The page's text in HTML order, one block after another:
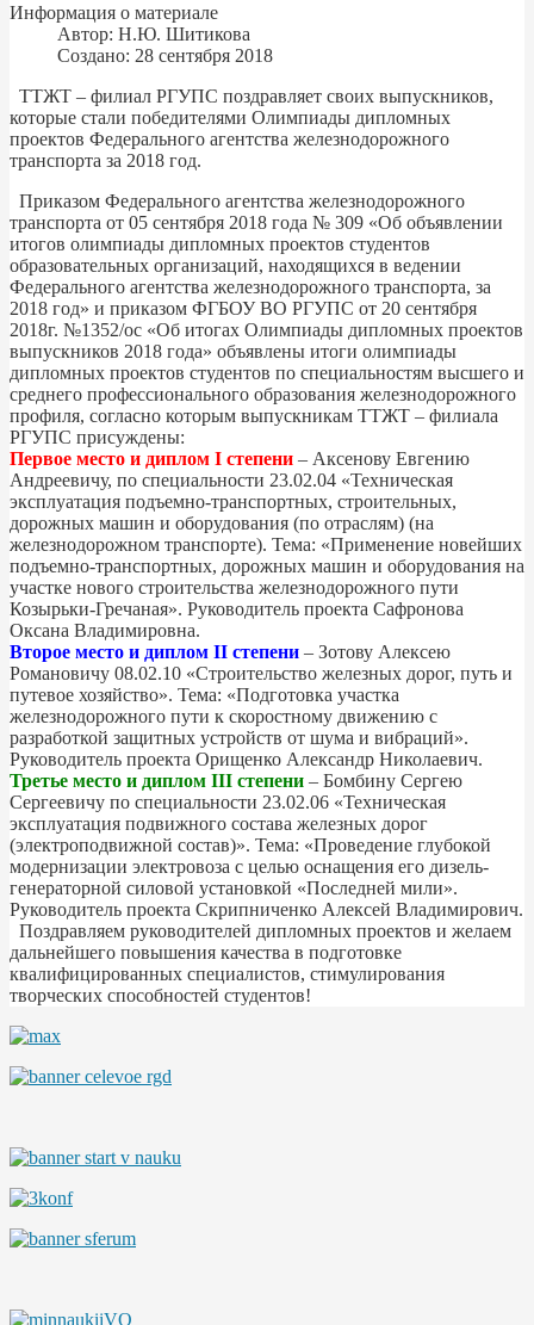
Информация о материале
Автор: Н.Ю. Шитикова
Создано: 28 сентября 2018
ТТЖТ – филиал РГУПС поздравляет своих выпускников,
которые стали победителями Олимпиады дипломных
проектов Федерального агентства железнодорожного
транспорта за 2018 год.
Приказом Федерального агентства железнодорожного
транспорта от 05 сентября 2018 года № 309 «Об объявлении
итогов олимпиады дипломных проектов студентов
образовательных организаций, находящихся в ведении
Федерального агентства железнодорожного транспорта, за
2018 год» и приказом ФГБОУ ВО РГУПС от 20 сентября
2018г. №1352/ос «Об итогах Олимпиады дипломных проектов
выпускников 2018 года» объявлены итоги олимпиады
дипломных проектов студентов по специальностям высшего и
среднего профессионального образования железнодорожного
профиля, согласно которым выпускникам ТТЖТ – филиала
РГУПС присуждены:
Первое место и диплом I степени – Аксенову Евгению
Андреевичу, по специальности 23.02.04 «Техническая
эксплуатация подъемно-транспортных, строительных,
дорожных машин и оборудования (по отраслям) (на
железнодорожном транспорте). Тема: «Применение новейших
подъемно-транспортных, дорожных машин и оборудования на
участке нового строительства железнодорожного пути
Козырьки-Гречаная». Руководитель проекта Сафронова
Оксана Владимировна.
Второе место и диплом II степени – Зотову Алексею
Романовичу 08.02.10 «Строительство железных дорог, путь и
путевое хозяйство». Тема: «Подготовка участка
железнодорожного пути к скоростному движению с
разработкой защитных устройств от шума и вибраций».
Руководитель проекта Орищенко Александр Николаевич.
Третье место и диплом III степени – Бомбину Сергею
Сергеевичу по специальности 23.02.06 «Техническая
эксплуатация подвижного состава железных дорог
(электроподвижной состав)». Тема: «Проведение глубокой
модернизации электровоза с целью оснащения его дизель-
генераторной силовой установкой «Последней мили».
Руководитель проекта Скрипниченко Алексей Владимирович.
Поздравляем руководителей дипломных проектов и желаем
дальнейшего повышения качества в подготовке
квалифицированных специалистов, стимулирования
творческих способностей студентов!